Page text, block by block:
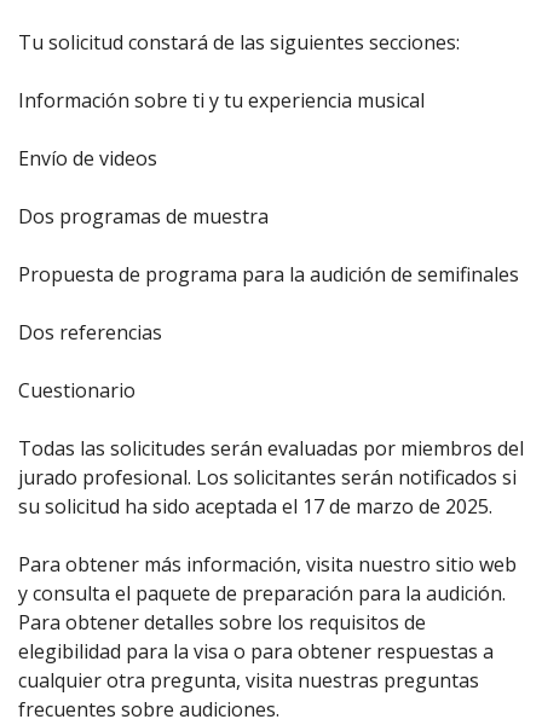
Tu solicitud constará de las siguientes secciones:
Información sobre ti y tu experiencia musical
Envío de videos
Dos programas de muestra
Propuesta de programa para la audición de semifinales
Dos referencias
Cuestionario
Todas las solicitudes serán evaluadas por miembros del
jurado profesional. Los solicitantes serán notificados si
su solicitud ha sido aceptada el 17 de marzo de 2025.
Para obtener más información, visita nuestro sitio web
y consulta el paquete de preparación para la audición.
Para obtener detalles sobre los requisitos de
elegibilidad para la visa o para obtener respuestas a
cualquier otra pregunta, visita nuestras preguntas
frecuentes sobre audiciones.